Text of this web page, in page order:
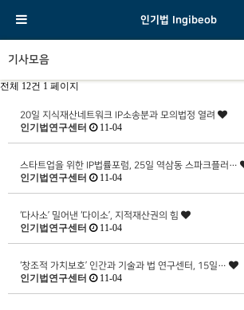
인기법 Ingibeob
기사모음
전체 12건 1 페이지
20일 지식재산네트워크 IP소송분과 모의법정 열려
인기법연구센터 11-04
스타트업을 위한 IP법률포럼, 25일 역삼동 스파크플러…
인기법연구센터 11-04
‘다사소’ 밀어낸 ‘다이소’, 지적재산권의 힘
인기법연구센터 11-04
‘창조적 가치보호’ 인간과 기술과 법 연구센터, 15일…
인기법연구센터 11-04